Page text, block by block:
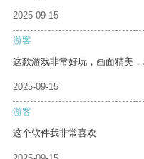
2025-09-15
游客
这款游戏非常好玩，画面精美，
2025-09-15
游客
这个软件我非常喜欢